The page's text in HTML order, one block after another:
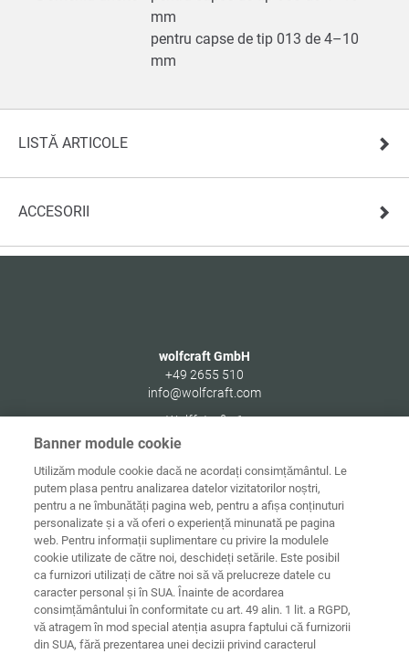
mm
pentru capse de tip 013 de 4–10
mm
LISTĂ ARTICOLE
ACCESORII
wolfcraft GmbH
+49 2655 510
info@wolfcraft.com
Wolffstraße 1
56746
Acasă
Date de
contact
Informaţii
juridice
Protecţia
datelor
Termeni și
condiții
Directive
privind cookie-
urile Conectare
Banner module cookie
Utilizăm module cookie dacă ne acordați consimțământul. Le
putem plasa pentru analizarea datelor vizitatorilor noștri,
pentru a ne îmbunătăți pagina web, pentru a afișa conținuturi
personalizate și a vă oferi o experiență minunată pe pagina
web. Pentru informații suplimentare cu privire la modulele
cookie utilizate de către noi, deschideți setările. Este posibil
ca furnizori utilizați de către noi să vă prelucreze datele cu
caracter personal și în SUA. Înainte de acordarea
consimțământului în conformitate cu art. 49 alin. 1 lit. a RGPD,
vă atragem în mod special atenția asupra faptului că furnizorii
din SUA, fără prezentarea unei decizii privind caracterul